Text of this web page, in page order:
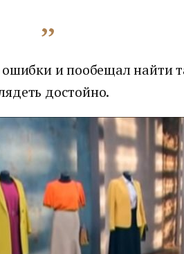
ошибки и пообещал найти
достойно.